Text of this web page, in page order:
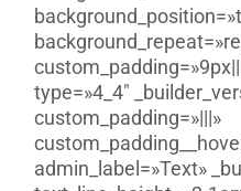
type=»4_4″
custom_padding=»|||»
admin_label=»Text»